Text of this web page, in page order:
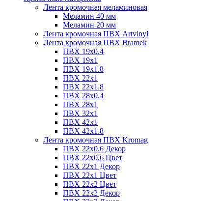
Лента кромочная меламиновая
Меламин 40 мм
Меламин 20 мм
Лента кромочная ПВХ Artvinyl
Лента кромочная ПВХ Bramek
ПВХ 19x0.4
ПВХ 19х1
ПВХ 19х1.8
ПВХ 22х1
ПВХ 22х1.8
ПВХ 28х0.4
ПВХ 28х1
ПВХ 32x1
ПВХ 42х1
ПВХ 42х1.8
Лента кромочная ПВХ Kromag
ПВХ 22x0.6 Декор
ПВХ 22x0.6 Цвет
ПВХ 22x1 Декор
ПВХ 22x1 Цвет
ПВХ 22x2 Цвет
ПВХ 22x2 Декор